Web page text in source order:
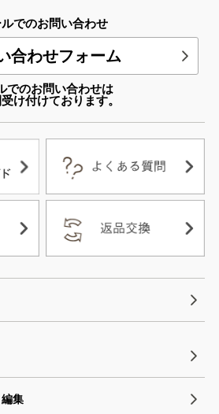
ルでのお問い合わせ
合わせフォーム
でのお問い合わせは
け付けております。
集